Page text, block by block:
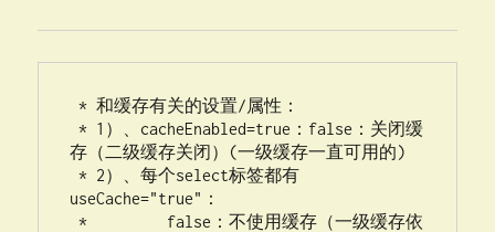
* 和缓存有关的设置/属性：
* 1）、cacheEnabled=true：false：关闭缓
存（二级缓存关闭）(一级缓存一直可用的)
* 2）、每个select标签都有
useCache="true"：
*         false：不使用缓存（一级缓存依